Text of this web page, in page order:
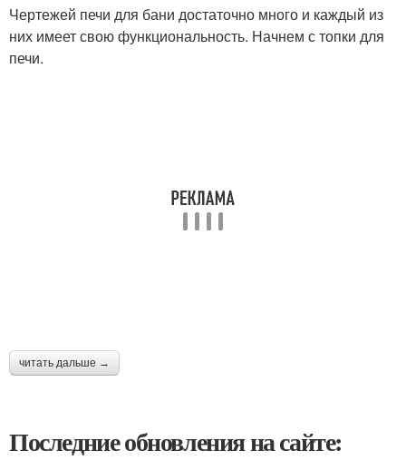
Чертежей печи для бани достаточно много и каждый из
них имеет свою функциональность. Начнем с топки для
печи.
читать дальше →
Последние обновления на сайте: